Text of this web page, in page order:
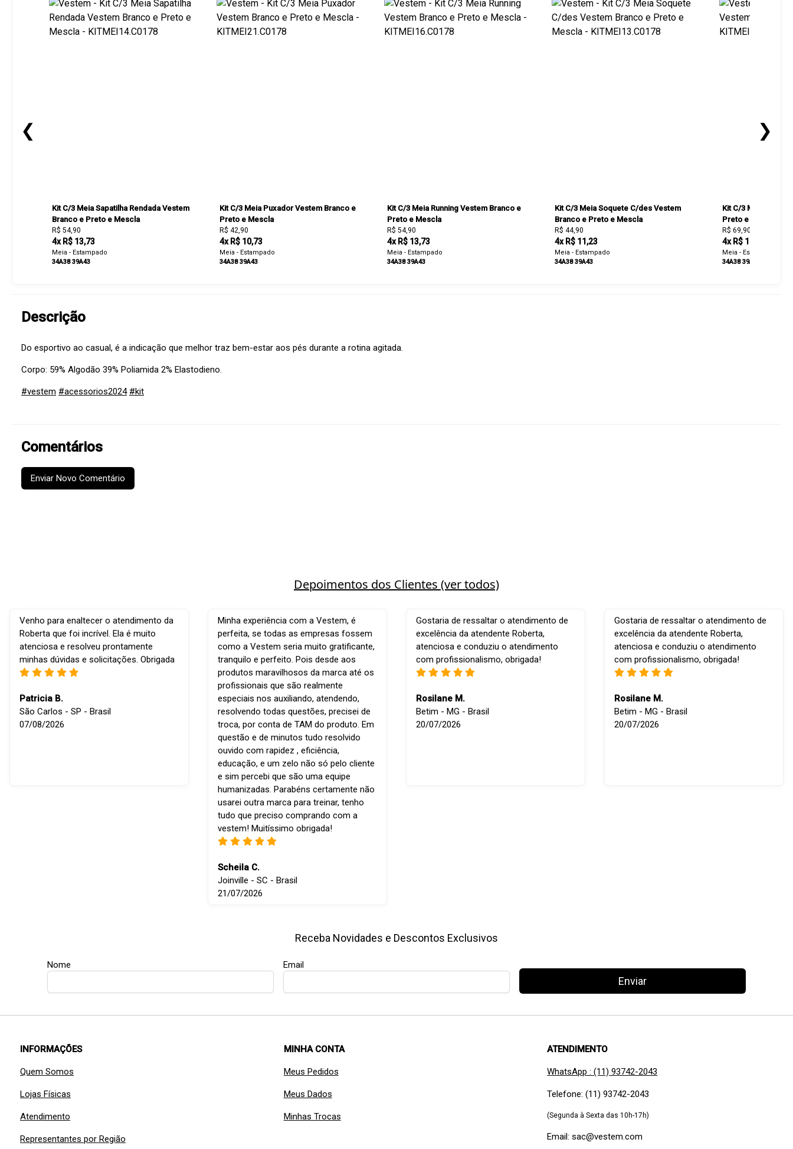
❮
Kit C/3 Meia Sapatilha Rendada Vestem
Branco e Preto e Mescla
R$ 54,90
4x R$ 13,73
Meia - Estampado
34A38 39A43
Kit C/3 Meia Puxador Vestem Branco e
Preto e Mescla
R$ 42,90
4x R$ 10,73
Meia - Estampado
34A38 39A43
Kit C/3 Meia Running Vestem Branco e
Preto e Mescla
R$ 54,90
4x R$ 13,73
Meia - Estampado
34A38 39A43
Kit C/3 Meia Soquete C/des Vestem
Branco e Preto e Mescla
R$ 44,90
4x R$ 11,23
Meia - Estampado
34A38 39A43
Kit C/3 Meia Cano
Preto e Mescla
R$ 69,90
4x R$ 17,48
Meia - Estampado
34A38 39A43
❯
Descrição
Do esportivo ao casual, é a indicação que melhor traz bem-estar aos pés durante a rotina agitada.
Corpo: 59% Algodão 39% Poliamida 2% Elastodieno.
#vestem #acessorios2024 #kit
Comentários
Enviar Novo Comentário
Depoimentos dos Clientes (ver todos)
Venho para enaltecer o atendimento da
Roberta que foi incrível. Ela é muito
atenciosa e resolveu prontamente
minhas dúvidas e solicitações. Obrigada
Patricia B.
São Carlos - SP - Brasil
07/08/2026
Minha experiência com a Vestem, é
perfeita, se todas as empresas fossem
como a Vestem seria muito gratificante,
tranquilo e perfeito. Pois desde aos
produtos maravilhosos da marca até os
profissionais que são realmente
especiais nos auxiliando, atendendo,
resolvendo todas questões, precisei de
troca, por conta de TAM do produto. Em
questão e de minutos tudo resolvido
ouvido com rapidez , eficiência,
educação, e um zelo não só pelo cliente
e sim percebi que são uma equipe
humanizadas. Parabéns certamente não
usarei outra marca para treinar, tenho
tudo que preciso comprando com a
vestem! Muitíssimo obrigada!
Scheila C.
Joinville - SC - Brasil
21/07/2026
Gostaria de ressaltar o atendimento de
excelência da atendente Roberta,
atenciosa e conduziu o atendimento
com profissionalismo, obrigada!
Rosilane M.
Betim - MG - Brasil
20/07/2026
Gostaria de ressaltar o atendimento de
excelência da atendente Roberta,
atenciosa e conduziu o atendimento
com profissionalismo, obrigada!
Rosilane M.
Betim - MG - Brasil
20/07/2026
Receba Novidades e Descontos Exclusivos
Nome Email
Enviar
INFORMAÇÕES
Quem Somos
Lojas Físicas
Atendimento
Representantes por Região
MINHA CONTA
Meus Pedidos
Meus Dados
Minhas Trocas
ATENDIMENTO
WhatsApp : (11) 93742-2043
Telefone: (11) 93742-2043
(Segunda à Sexta das 10h-17h)
Email: sac@vestem.com